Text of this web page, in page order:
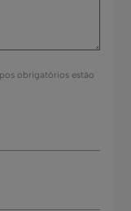
obrigatórios estão